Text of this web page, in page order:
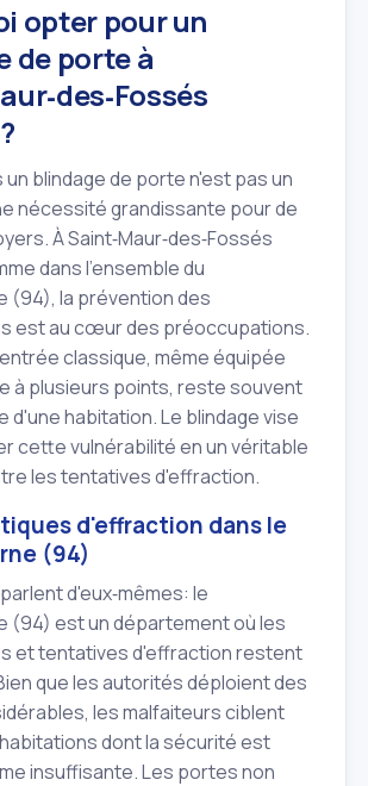
opter pour un
de porte à
un blindage de porte n'est pas un
nécessité grandissante pour de
À Saint‑Maur‑des‑Fossés
dans l'ensemble du
(94), la prévention des
est au cœur des préoccupations.
classique, même équipée
à plusieurs points, reste souvent
d'une habitation. Le blindage vise
cette vulnérabilité en un véritable
les tentatives d'effraction.
d'effraction dans le
(94)
d'eux‑mêmes: le
(94) est un département où les
et tentatives d'effraction restent
que les autorités déploient des
les malfaiteurs ciblent
dont la sécurité est
insuffisante. Les portes non